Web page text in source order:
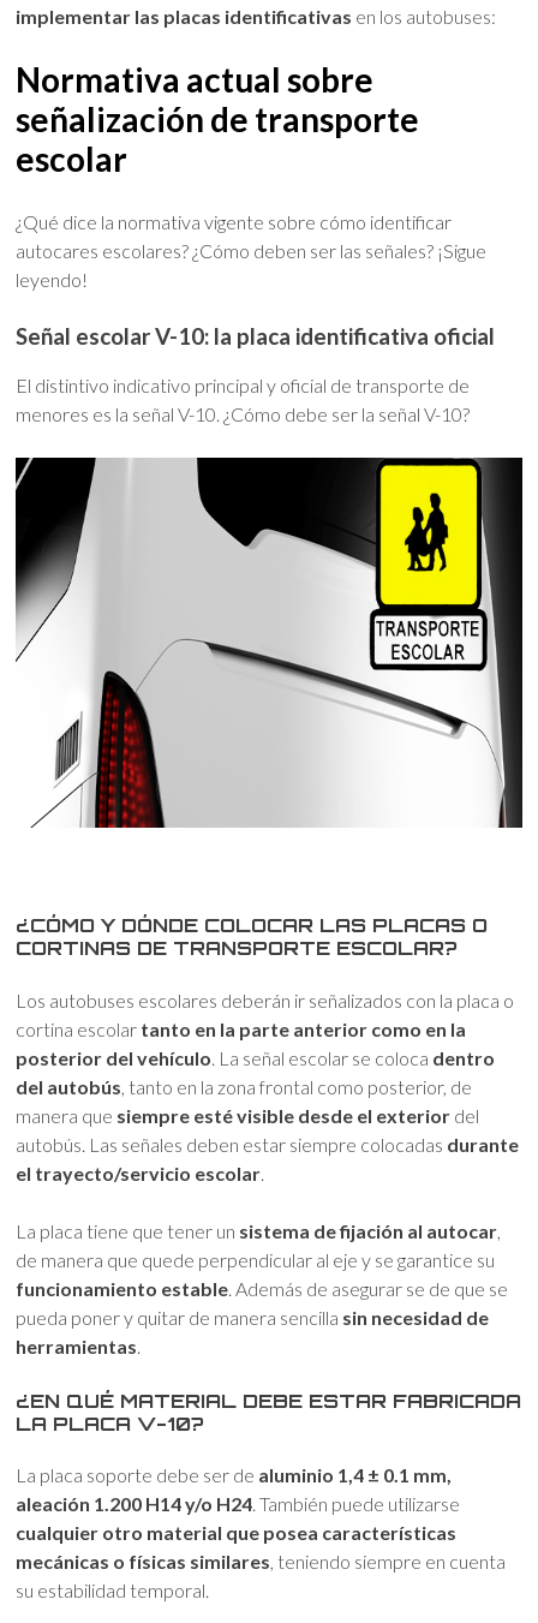
implementar las placas identificativas en los autobuses:
Normativa actual sobre
señalización de transporte
escolar
¿Qué dice la normativa vigente sobre cómo identificar
autocares escolares? ¿Cómo deben ser las señales? ¡Sigue
leyendo!
Señal escolar V-10: la placa identificativa oficial
El distintivo indicativo principal y oficial de transporte de
menores es la señal V-10. ¿Cómo debe ser la señal V-10?
¿CÓMO Y DÓNDE COLOCAR LAS PLACAS O
CORTINAS DE TRANSPORTE ESCOLAR?
Los autobuses escolares deberán ir señalizados con la placa o
cortina escolar tanto en la parte anterior como en la
posterior del vehículo . La señal escolar se coloca dentro
del autobús , tanto en la zona frontal como posterior, de
manera que siempre esté visible desde el exterior del
autobús. Las señales deben estar siempre colocadas durante
el trayecto/servicio escolar
La placa tiene que tener un sistema de fijación al autocar
de manera que quede perpendicular al eje y se garantice su
funcionamiento estable . Además de asegurar se de que se
pueda poner y quitar de manera sencilla sin necesidad de
herramientas
¿EN QUÉ MATERIAL DEBE ESTAR FABRICADA
LA PLACA V-10?
La placa soporte debe ser de aluminio 1,4 ± 0.1 mm,
aleación 1.200 H14 y/o H24. También puede utilizarse
cualquier otro material que posea características
mecánicas o físicas similares, teniendo siempre en cuenta
su estabilidad temporal.